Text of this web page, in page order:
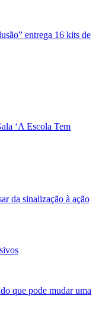
entrega 16 kits de
‘A Escola Tem
da sinalização à ação
que pode mudar uma